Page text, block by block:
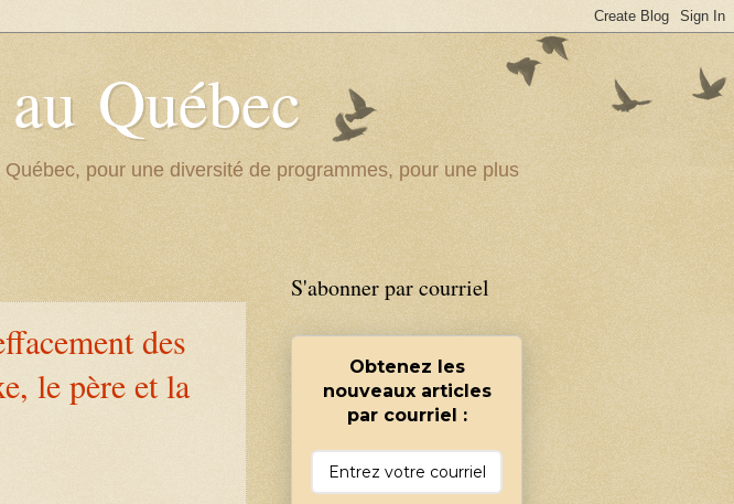
Québec
pour une diversité de programmes, pour une plus
des
le père et la
S'abonner par courriel
Obtenez les
nouveaux articles
par courriel :